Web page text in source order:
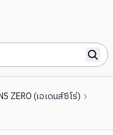
ZERO (เอเดนส์ซีโร่)